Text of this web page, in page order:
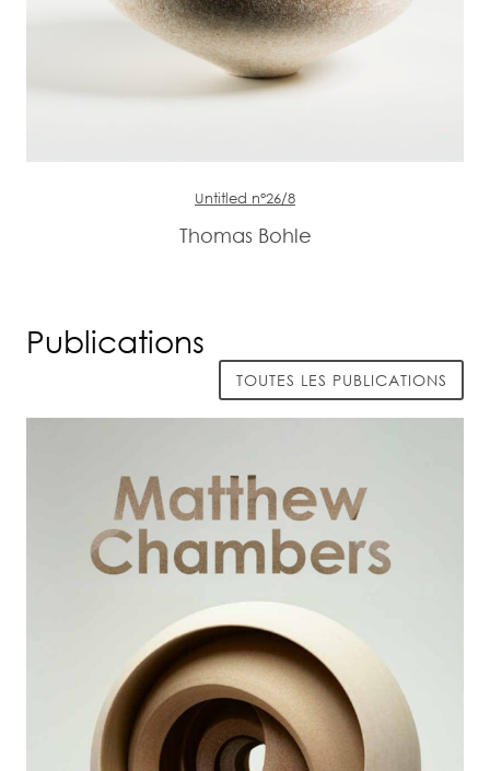
Untitled n°26/8
Thomas Bohle
Publications
TOUTES LES PUBLICATIONS